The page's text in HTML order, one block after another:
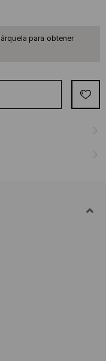
para obtener